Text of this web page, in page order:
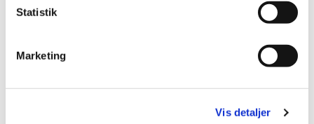
Statistik
Marketing
Vis detaljer